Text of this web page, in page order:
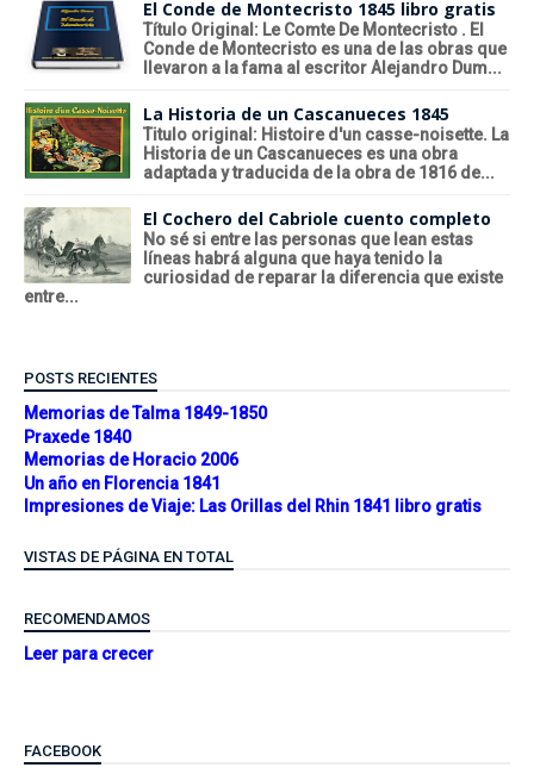
El Conde de Montecristo 1845 libro gratis
Título Original: Le Comte De Montecristo . El
Conde de Montecristo es una de las obras que
llevaron a la fama al escritor Alejandro Dum...
La Historia de un Cascanueces 1845
Titulo original: Histoire d'un casse-noisette. La
Historia de un Cascanueces es una obra
adaptada y traducida de la obra de 1816 de...
El Cochero del Cabriole cuento completo
No sé si entre las personas que lean estas
líneas habrá alguna que haya tenido la
curiosidad de reparar la diferencia que existe
entre...
POSTS RECIENTES
Memorias de Talma 1849-1850
Praxede 1840
Memorias de Horacio 2006
Un año en Florencia 1841
Impresiones de Viaje: Las Orillas del Rhin 1841 libro gratis
VISTAS DE PÁGINA EN TOTAL
RECOMENDAMOS
Leer para crecer
FACEBOOK